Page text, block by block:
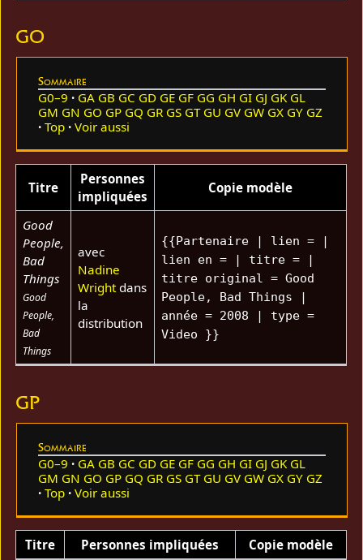
GO
Sommaire
G0–9 GA GB GC GD GE GF GG GH GI GJ GK GL
GM GN GO GP GQ GR GS GT GU GV GW GX GY GZ
Top
Voir aussi
Titre
Personnes
impliquées
Copie modèle
Good
People,
Bad
Things
Good
People,
Bad
Things
avec
Nadine
Wrightdans
la
distribution
{{Partenaire | lien = |
lien en = | titre = |
titre original = Good
People, Bad Things |
année = 2008 | type =
Video }}
GP
Sommaire
G0–9 GA GB GC GD GE GF GG GH GI GJ GK GL
GM GN GO GP GQ GR GS GT GU GV GW GX GY GZ
Top
Voir aussi
Titre Personnes impliquées Copie modèle